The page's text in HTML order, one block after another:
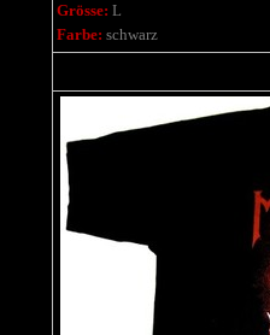
Grösse: L
Farbe: schwarz